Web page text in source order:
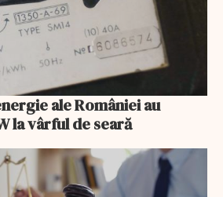
ale României au
la vârful de seară